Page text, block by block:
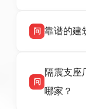
问 靠谱的建
震支座厂
HDR 高阻
问
隔震支座
哪家？